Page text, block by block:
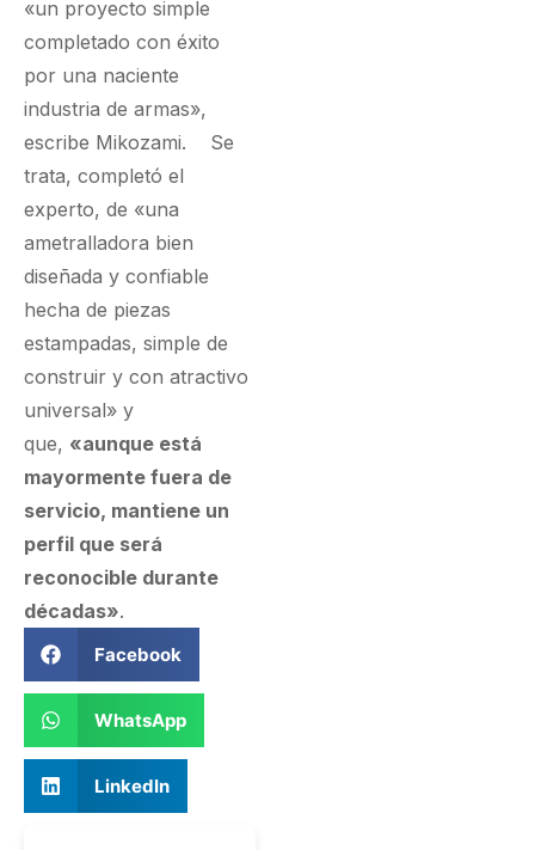
«un proyecto simple
completado con éxito
por una naciente
industria de armas»,
escribe Mikozami. Se
trata, completó el
experto, de «una
ametralladora bien
diseñada y confiable
hecha de piezas
estampadas, simple de
construir y con atractivo
universal» y
que, «aunque está
mayormente fuera de
servicio, mantiene un
perfil que será
reconocible durante
décadas».
Facebook
WhatsApp
LinkedIn